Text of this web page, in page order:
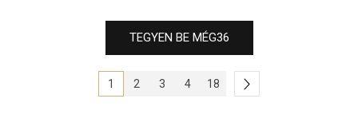
TEGYEN BE MÉG36
1 2 3 4 18